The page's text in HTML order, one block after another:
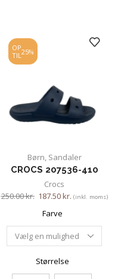
OP
TIL25%
Børn, Sandaler
CROCS 207536-410
Crocs
250.00kr. 187.50kr. (inkl. moms)
Farve
Størrelse